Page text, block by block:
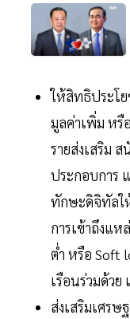
ให้สิทธิประโ
มูลค่าเพิ่ม หรื
รายส่งเสริม
ประกอบการ
ทักษะดิจิทัลใ
การเข้าถึงแ
ต่ำ หรือ Soft
เรือนร่วมด้วย
ส่งเสริมเศร